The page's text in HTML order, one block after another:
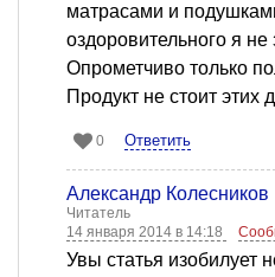
матрасами и
оздоровительного я не
Опрометчиво только
Продукт не стоит этих
0 Ответить
Александр Колесников
Читатель
14 января 2014 в 14:18
Увы статья изобилует